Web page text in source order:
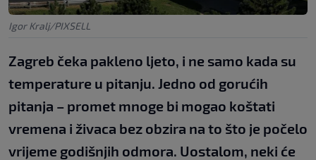
Igor Kralj/PIXSELL
Zagreb čeka pakleno ljeto, i ne samo kada su
temperature u pitanju. Jedno od gorućih
pitanja – promet mnoge bi mogao koštati
vremena i živaca bez obzira na to što je počelo
vrijeme godišnjih odmora. Uostalom, neki će